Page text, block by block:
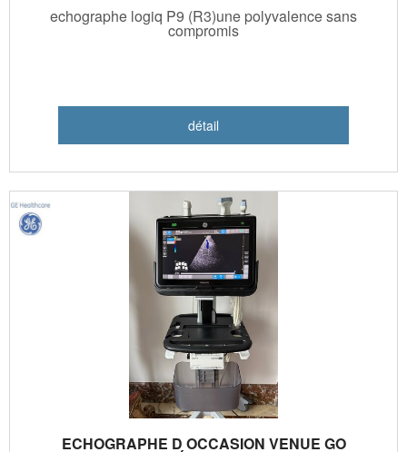
echographe logiq P9 (R3)une polyvalence sans
compromis
ECHOGRAPHE D OCCASION VENUE GO